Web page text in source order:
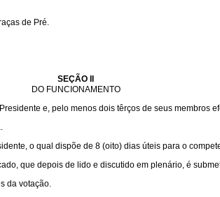
de Pré.
SEÇÃO II
DO FUNCIONAMENTO
e, pelo menos dois têrços de seus membros
o qual dispõe de 8 (oito) dias úteis para o
que depois de lido e discutido em plenário, é
da votação.